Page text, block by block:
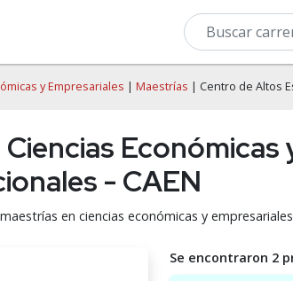
y Empresariales | Maestrías | Centro de Altos
- CAEN
en ciencias económicas y
Se encontraron 2